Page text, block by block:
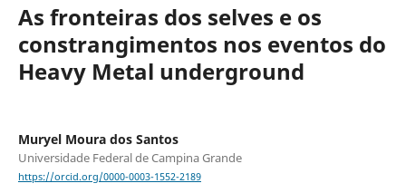
As fronteiras dos selves e os
constrangimentos nos eventos do
Heavy Metal underground
Muryel Moura dos Santos
Universidade Federal de Campina Grande
https://orcid.org/0000-0003-1552-2189